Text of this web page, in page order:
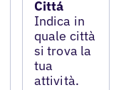
Cittá
Indica in
quale città
si trova la
tua
attività.